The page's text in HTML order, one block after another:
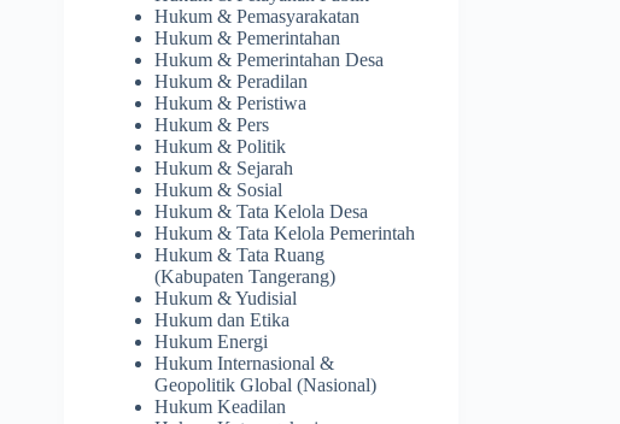
Hukum & Pemasyarakatan
Hukum & Pemerintahan
Hukum & Pemerintahan Desa
Hukum & Peradilan
Hukum & Peristiwa
Hukum & Pers
Hukum & Politik
Hukum & Sejarah
Hukum & Sosial
Hukum & Tata Kelola Desa
Hukum & Tata Kelola Pemerintah
Hukum & Tata Ruang
(Kabupaten Tangerang)
Hukum & Yudisial
Hukum dan Etika
Hukum Energi
Hukum Internasional &
Geopolitik Global (Nasional)
Hukum Keadilan